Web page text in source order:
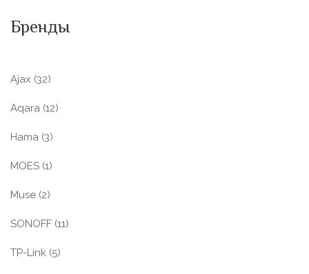
Бренды
Ajax (32)
Aqara (12)
Hama (3)
MOES (1)
Muse (2)
SONOFF (11)
TP-Link (5)